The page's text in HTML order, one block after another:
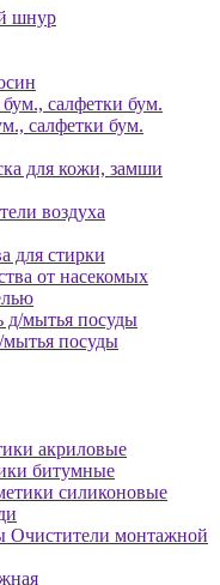
шнур
салфетки бум.
для кожи, замши
воздуха
для стирки
от насекомых
мытья посуды
акриловые
битумные
силиконовые
Очистители монтажной